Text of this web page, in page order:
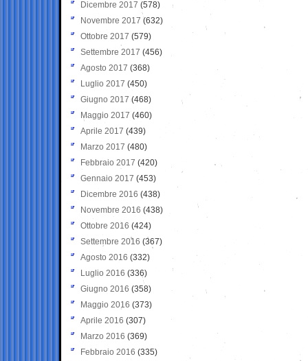
Dicembre 2017 (578)
Novembre 2017 (632)
Ottobre 2017 (579)
Settembre 2017 (456)
Agosto 2017 (368)
Luglio 2017 (450)
Giugno 2017 (468)
Maggio 2017 (460)
Aprile 2017 (439)
Marzo 2017 (480)
Febbraio 2017 (420)
Gennaio 2017 (453)
Dicembre 2016 (438)
Novembre 2016 (438)
Ottobre 2016 (424)
Settembre 2016 (367)
Agosto 2016 (332)
Luglio 2016 (336)
Giugno 2016 (358)
Maggio 2016 (373)
Aprile 2016 (307)
Marzo 2016 (369)
Febbraio 2016 (335)